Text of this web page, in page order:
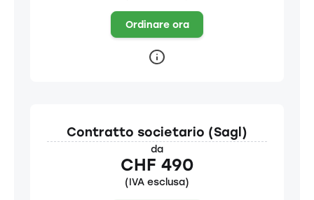
Ordinare ora
Contratto societario (Sagl)
da
CHF 490
(IVA esclusa)